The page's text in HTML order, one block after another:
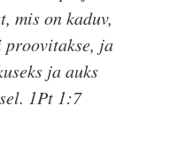
mis on kaduv,
ja
ja auks
1Pt 1:7